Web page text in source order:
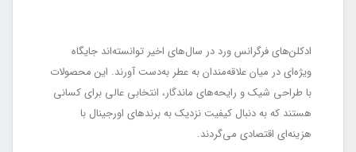
ادکلن‌های فرگرانس ورد در سال‌های اخیر توانسته‌اند جایگاه
ویژه‌ای در میان علاقه‌مندان به عطر به‌دست آورند. این محصولات
با طراحی شیک و رایحه‌های ماندگار، انتخابی عالی برای کسانی
هستند که به دنبال کیفیت نزدیک به برندهای اورجینال با
هزینه‌ای اقتصادی می‌گردند.